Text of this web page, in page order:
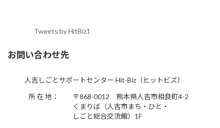
Tweets by HitBiz1
お問い合わせ先
人吉しごとサポートセンター Hit-Biz（ヒットビズ）
所 在 地：
〒868-0012 熊本県人吉市相良町4-2
くまりば（人吉市まち・ひと・
しごと総合交流館）1F